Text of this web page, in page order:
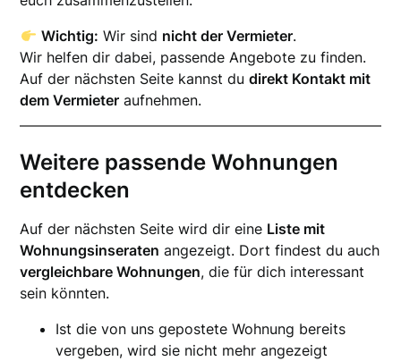
Wichtig: Wir sind nicht der Vermieter.
Wir helfen dir dabei, passende Angebote zu finden.
Auf der nächsten Seite kannst dudirekt Kontakt mit
dem Vermieter aufnehmen.
Weitere passende Wohnungen
entdecken
Auf der nächsten Seite wird dir eine Liste mit
Wohnungsinseraten angezeigt. Dort findest du auch
vergleichbare Wohnungen, die für dich interessant
sein könnten.
Ist die von uns gepostete Wohnung bereits
vergeben, wird sie nicht mehr angezeigt